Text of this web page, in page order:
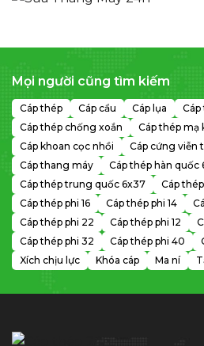
Mọi người cũng tìm kiếm
Cáp thép Cáp cẩu Cáp lụa
Cáp thép chống xoắn
Cáp thép mạ
Cáp khoan cọc nhồi
Cáp cứng viễn
Cáp thang máy
Cáp thép hàn quốc
Cáp thép trung quốc 6x37
Cáp thép
Cáp thép phi 16
Cáp thép phi 14
Cáp thép phi 22
Cáp thép phi 12
Cáp thép phi 32
Cáp thép phi 40
Xích chịu lực
Khóa cáp Ma ní